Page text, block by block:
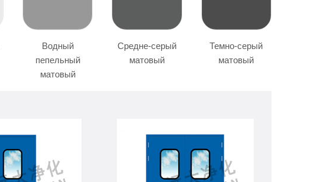
Водный
пепельный
матовый
Средне-серый
матовый
Темно-серый
матовый